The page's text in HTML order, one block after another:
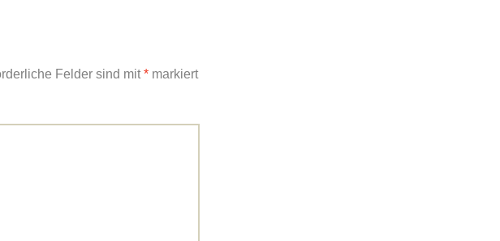
Felder sind mit* markiert